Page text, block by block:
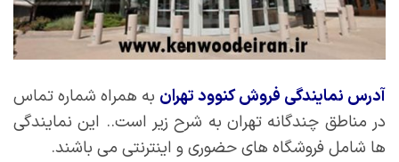
آدرس نمایندگی فروش کنوود تهران به همراه شماره تماس
در مناطق چندگانه تهران به شرح زیر است.. این نمایندگی
ها شامل فروشگاه های حضوری و اینترنتی می باشند.